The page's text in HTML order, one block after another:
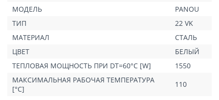
МОДЕЛЬ
PANOU
ТИП
22 VK
МАТЕРИАЛ
СТАЛЬ
ЦВЕТ
БЕЛЫЙ
ТЕПЛОВАЯ МОЩНОСТЬ ПРИ DT=60°C [W]
1550
МАКСИМАЛЬНАЯ РАБОЧАЯ ТЕМПЕРАТУРА
[°C]
110